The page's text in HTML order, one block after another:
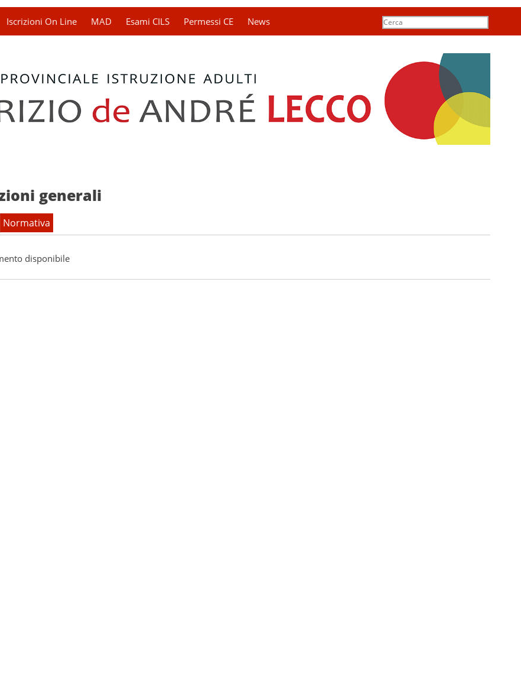
Iscrizioni On Line MAD Esami CILS Permessi CE News
Search
generali
Normativa
per la prevenzione della corruzione e della trasparenza
disponibile